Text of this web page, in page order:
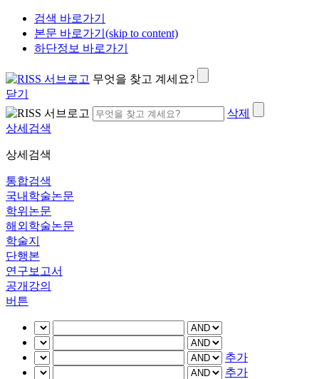
검색 바로가기
본문 바로가기(skip to content)
하단정보 바로가기
무엇을 찾고 계세요?
닫기
삭제
상세검색
상세검색
통합검색
국내학술논문
학위논문
해외학술논문
학술지
단행본
연구보고서
공개강의
버튼
추가
추가